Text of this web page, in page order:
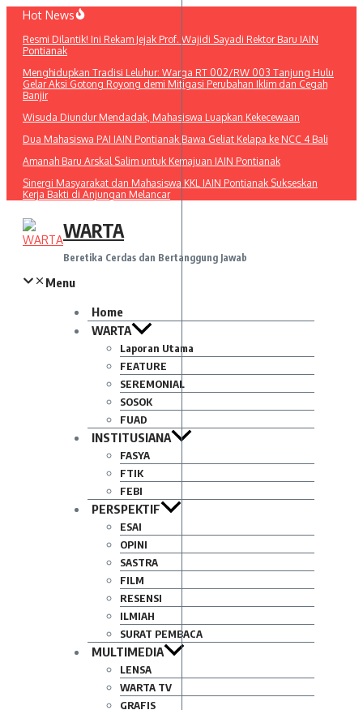
Lewati
konten
Hot News
Resmi Dilantik! Ini Rekam Jejak Prof. Wajidi Sayadi Rektor Baru IAIN
Pontianak
Menghidupkan Tradisi Leluhur: Warga RT 002/RW 003 Tanjung Hulu
Gelar Aksi Gotong Royong demi Mitigasi Perubahan Iklim dan Cegah
Banjir
Wisuda Diundur Mendadak, Mahasiswa Luapkan Kekecewaan
Dua Mahasiswa PAI IAIN Pontianak Bawa Geliat Kelapa ke NCC 4 Bali
Amanah Baru Arskal Salim untuk Kemajuan IAIN Pontianak
Sinergi Masyarakat dan Mahasiswa KKL IAIN Pontianak Sukseskan
Kerja Bakti di Anjungan Melancar
WARTA
Beretika Cerdas dan Bertanggung Jawab
Menu
Home
WARTA
Laporan Utama
FEATURE
SEREMONIAL
SOSOK
FUAD
INSTITUSIANA
FASYA
FTIK
FEBI
PERSPEKTIF
ESAI
OPINI
SASTRA
FILM
RESENSI
ILMIAH
SURAT PEMBACA
MULTIMEDIA
LENSA
WARTA TV
GRAFIS